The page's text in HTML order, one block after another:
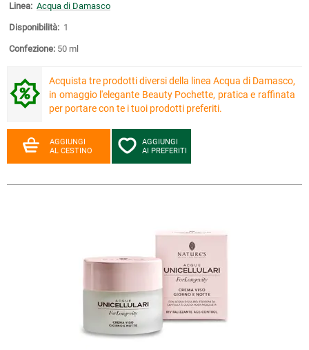
Linea: Acqua di Damasco
Disponibilità: 1
Confezione: 50 ml
Acquista tre prodotti diversi della linea Acqua di Damasco,
in omaggio l'elegante Beauty Pochette, pratica e raffinata
per portare con te i tuoi prodotti preferiti.
AGGIUNGI
AL CESTINO
AGGIUNGI
AI PREFERITI